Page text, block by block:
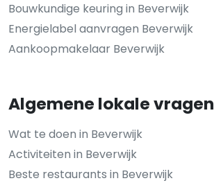
Bouwkundige keuring in Beverwijk
Energielabel aanvragen Beverwijk
Aankoopmakelaar Beverwijk
Algemene lokale vragen
Wat te doen in Beverwijk
Activiteiten in Beverwijk
Beste restaurants in Beverwijk